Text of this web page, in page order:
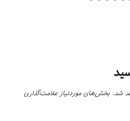
شد. بخش‌های موردنیاز علامت‌گذاری